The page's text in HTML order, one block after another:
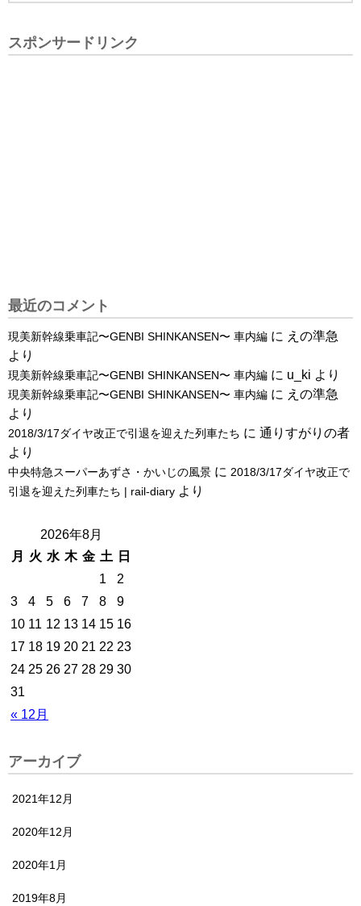
スポンサードリンク
最近のコメント
現美新幹線乗車記〜GENBI SHINKANSEN〜 車内編 に えの準急
より
現美新幹線乗車記〜GENBI SHINKANSEN〜 車内編 に u_ki より
現美新幹線乗車記〜GENBI SHINKANSEN〜 車内編 に えの準急
より
2018/3/17ダイヤ改正で引退を迎えた列車たち に 通りすがりの者
より
中央特急スーパーあずさ・かいじの風景 に 2018/3/17ダイヤ改正で
引退を迎えた列車たち | rail-diary より
2026年8月
月
火 水 木 金 土 日
« 12月
1
2
3
4 5 6 7 8
9
10 11 12 13 14 15 16
17 18 19 20 21 22 23
24 25 26 27 28 29 30
31
アーカイブ
2021年12月
2020年12月
2020年1月
2019年8月